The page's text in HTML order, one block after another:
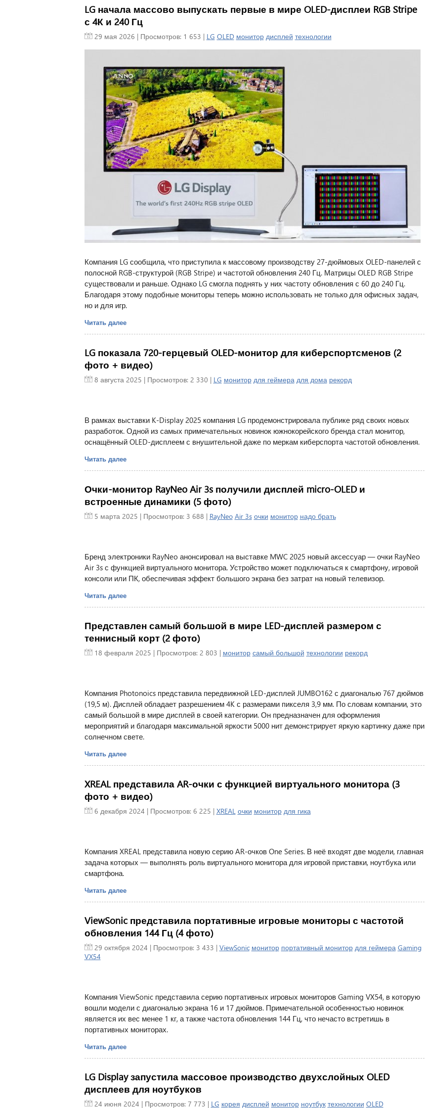
LG начала массово выпускать первые в мире OLED-дисплеи RGB Stripe
с 4К и 240 Гц
29 мая 2026 | Просмотров: 1 653 | LG OLED монитор дисплей технологии
Компания LG сообщила, что приступила к массовому производству 27-дюймовых OLED-панелей с
полосной RGB-структурой (RGB Stripe) и частотой обновления 240 Гц. Матрицы OLED RGB Stripe
существовали и раньше. Однако LG смогла поднять у них частоту обновления с 60 до 240 Гц.
Благодаря этому подобные мониторы теперь можно использовать не только для офисных задач,
но и для игр.
Читать далее
LG показала 720-герцевый OLED-монитор для киберспортсменов (2
фото + видео)
8 августа 2025 | Просмотров: 2 330 | LG монитор для геймера для дома рекорд
В рамках выставки K-Display 2025 компания LG продемонстрировала публике ряд своих новых
разработок. Одной из самых примечательных новинок южнокорейского бренда стал монитор,
оснащённый OLED-дисплеем с внушительной даже по меркам киберспорта частотой обновления.
Читать далее
Очки-монитор RayNeo Air 3s получили дисплей micro-OLED и
встроенные динамики (5 фото)
5 марта 2025 | Просмотров: 3 688 | RayNeo Air 3s очки монитор надо брать
Бренд электроники RayNeo анонсировал на выставке MWC 2025 новый аксессуар — очки RayNeo
Air 3s с функцией виртуального монитора. Устройство может подключаться к смартфону, игровой
консоли или ПК, обеспечивая эффект большого экрана без затрат на новый телевизор.
Читать далее
Представлен самый большой в мире LED-дисплей размером с
теннисный корт (2 фото)
18 февраля 2025 | Просмотров: 2 803 | монитор самый большой технологии рекорд
Компания Photonoics представила передвижной LED-дисплей JUMBO162 с диагональю 767 дюймов
(19,5 м). Дисплей обладает разрешением 4K с размерами пикселя 3,9 мм. По словам компании, это
самый большой в мире дисплей в своей категории. Он предназначен для оформления
мероприятий и благодаря максимальной яркости 5000 нит демонстрирует яркую картинку даже при
солнечном свете.
Читать далее
XREAL представила AR-очки с функцией виртуального монитора (3
фото + видео)
6 декабря 2024 | Просмотров: 6 225 | XREAL очки монитор для гика
Компания XREAL представила новую серию AR-очков One Series. В неё входят две модели, главная
задача которых — выполнять роль виртуального монитора для игровой приставки, ноутбука или
смартфона.
Читать далее
ViewSonic представила портативные игровые мониторы с частотой
обновления 144 Гц (4 фото)
29 октября 2024 | Просмотров: 3 433 | ViewSonic монитор портативный монитор для геймера Gaming
VX54
Компания ViewSonic представила серию портативных игровых мониторов Gaming VX54, в которую
вошли модели с диагональю экрана 16 и 17 дюймов. Примечательной особенностью новинок
является их вес менее 1 кг, а также частота обновления 144 Гц, что нечасто встретишь в
портативных мониторах.
Читать далее
LG Display запустила массовое производство двухслойных OLED
дисплеев для ноутбуков
24 июня 2024 | Просмотров: 7 773 | LG корея дисплей монитор ноутбук технологии OLED